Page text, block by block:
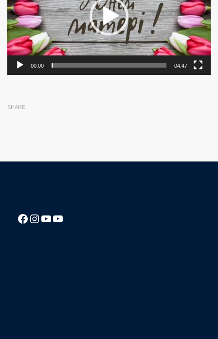
00:00 04:47
SHARE
Посилання на Facebook сторінку ліцею
Instagram
Посилання на YouTube канал ліцеюПосилання на YouTube канал ліцею